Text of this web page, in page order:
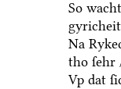
So
Na
tho ſehr
Vp dat